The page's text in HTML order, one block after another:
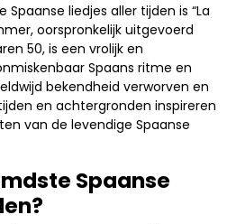
liedjes aller tijden is “La
oorspronkelijk uitgevoerd
50, is een vrolijk en
Spaans ritme en
bekendheid verworven en
en achtergronden inspireren
van de levendige Spaanse
Spaanse